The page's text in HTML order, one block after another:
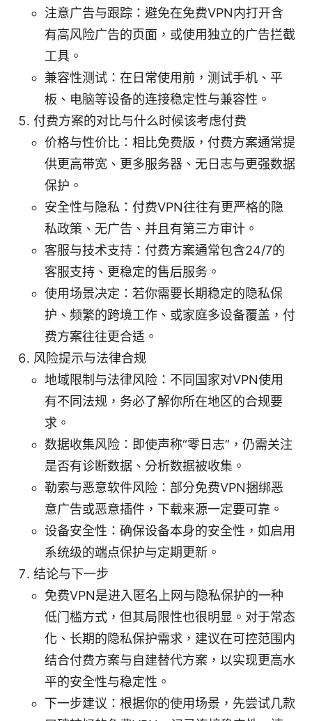
注意广告与跟踪：避免在免费VPN内打开含
有高风险广告的页面，或使用独立的广告拦截
工具。
兼容性测试：在日常使用前，测试手机、平
板、电脑等设备的连接稳定性与兼容性。
付费方案的对比与什么时候该考虑付费
价格与性价比：相比免费版，付费方案通常提
供更高带宽、更多服务器、无日志与更强数据
保护。
安全性与隐私：付费VPN往往有更严格的隐
私政策、无广告、并且有第三方审计。
客服与技术支持：付费方案通常包含24/7的
客服支持、更稳定的售后服务。
使用场景决定：若你需要长期稳定的隐私保
护、频繁的跨境工作、或家庭多设备覆盖，付
费方案往往更合适。
风险提示与法律合规
地域限制与法律风险：不同国家对VPN使用
有不同法规，务必了解你所在地区的合规要
求。
数据收集风险：即使声称“零日志”，仍需关注
是否有诊断数据、分析数据被收集。
勒索与恶意软件风险：部分免费VPN捆绑恶
意广告或恶意插件，下载来源一定要可靠。
设备安全性：确保设备本身的安全性，如启用
系统级的端点保护与定期更新。
结论与下一步
免费VPN是进入匿名上网与隐私保护的一种
低门槛方式，但其局限性也很明显。对于常态
化、长期的隐私保护需求，建议在可控范围内
结合付费方案与自建替代方案，以实现更高水
平的安全性与稳定性。
下一步建议：根据你的使用场景，先尝试几款